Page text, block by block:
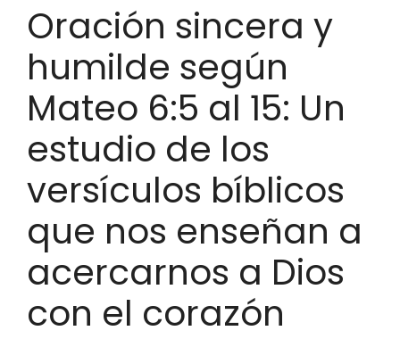
Oración sincera y
humilde según
Mateo 6:5 al 15: Un
estudio de los
versículos bíblicos
que nos enseñan a
acercarnos a Dios
con el corazón